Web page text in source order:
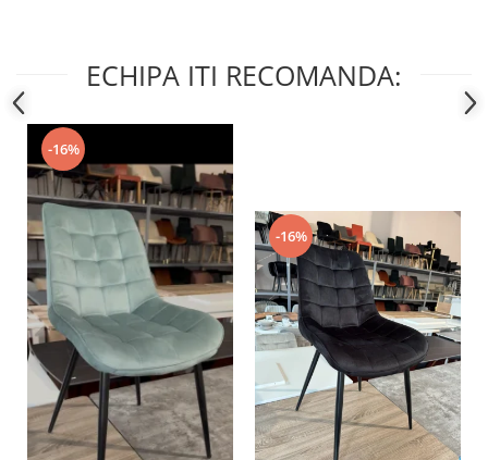
ECHIPA ITI RECOMANDA:
-16%
-16%